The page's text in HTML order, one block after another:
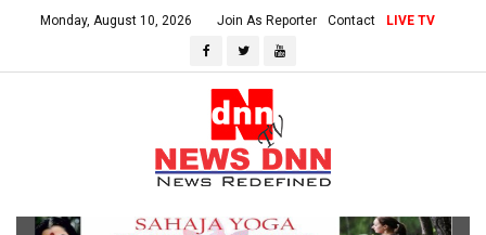
Monday, August 10, 2026 Join As Reporter Contact LIVE TV